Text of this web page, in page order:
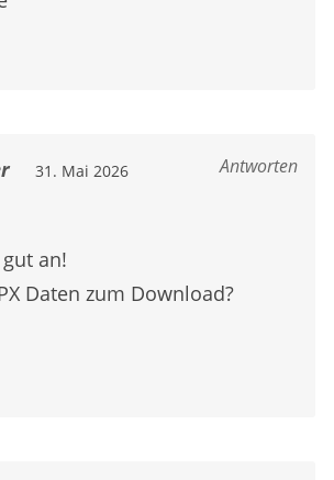
31. Mai 2026 Antworten
an!
Daten zum Download?